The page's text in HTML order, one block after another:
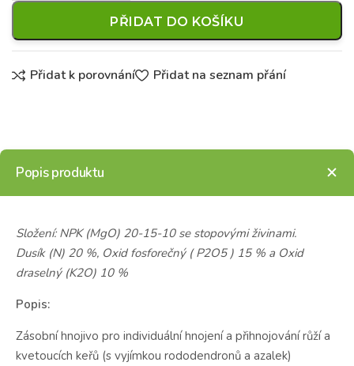
PŘIDAT DO KOŠÍKU
Přidat k porovnání Přidat na seznam přání
Popis produktu
Složení: NPK (MgO) 20-15-10 se stopovými živinami.
Dusík (N) 20 %, Oxid fosforečný ( P2O5 ) 15 % a Oxid
draselný (K2O) 10 %
Popis:
Zásobní hnojivo pro individuální hnojení a přihnojování růží a
kvetoucích keřů (s vyjímkou rododendronů a azalek)